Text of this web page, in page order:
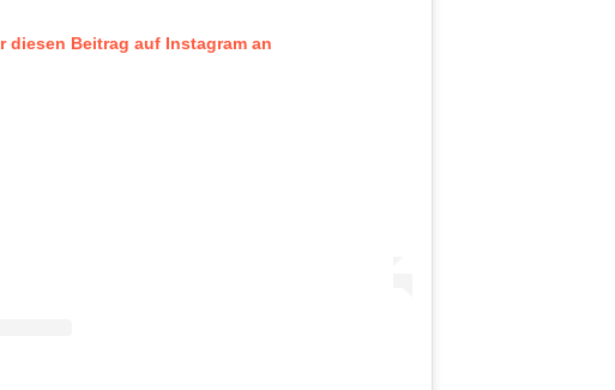
diesen Beitrag auf Instagram an